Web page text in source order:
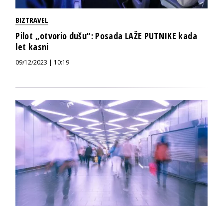
BIZTRAVEL
Pilot „otvorio dušu“: Posada LAŽE PUTNIKE kada
let kasni
09/12/2023 | 10:19